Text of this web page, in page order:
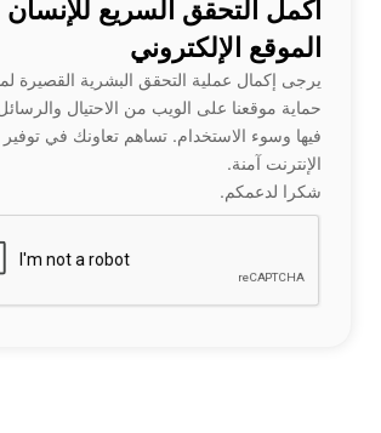
اكمل التحقق السريع للإنسان
الموقع الإلكتروني
يرجى إكمال عملية التحقق البشرية القصيرة
حماية موقعنا على الويب من الاحتيال
فيها وسوء الاستخدام. تساهم تعاونك في توفير
الإنترنت آمنة.
شكرا لدعمكم.